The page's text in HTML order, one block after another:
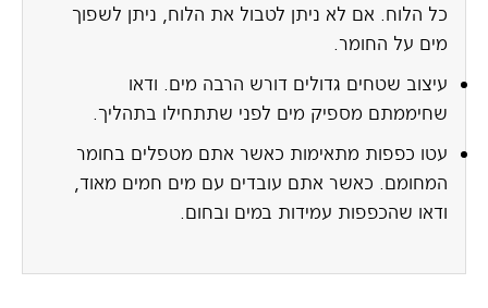
כל הלוח. אם לא ניתן לטבול את הלוח, ניתן לשפוך
מים על החומר.
עיצוב שטחים גדולים דורש הרבה מים. ודאו
שחיממתם מספיק מים לפני שתתחילו בתהליך.
עטו כפפות מתאימות כאשר אתם מטפלים בחומר
המחומם. כאשר אתם עובדים עם מים חמים מאוד,
ודאו שהכפפות עמידות במים ובחום.